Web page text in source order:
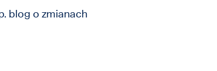
blog o zmianach